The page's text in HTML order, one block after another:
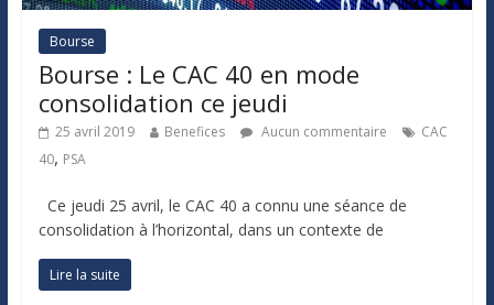
Bourse
Bourse : Le CAC 40 en mode
consolidation ce jeudi
25 avril 2019 Benefices Aucun commentaire
CAC
40, PSA
Ce jeudi 25 avril, le CAC 40 a connu une séance de
consolidation à l’horizontal, dans un contexte de
Lire la suite